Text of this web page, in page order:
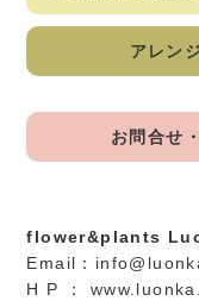
アレン
お問合せ
flower&plants
Email：
H P ：